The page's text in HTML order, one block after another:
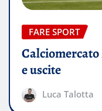
FARE SPORT
e uscite
Luca Talotta